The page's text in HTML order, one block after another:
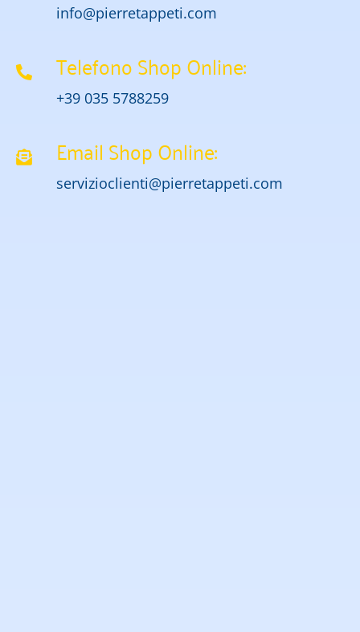
info@pierretappeti.com
Telefono Shop Online:
+39 035 5788259
Email Shop Online:
servizioclienti@pierretappeti.com